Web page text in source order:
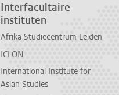
Interfacultaire
instituten
Afrika Studiecentrum Leiden
ICLON
International Institute for
Asian Studies